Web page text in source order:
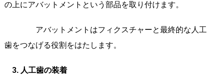
の上にアバットメントという部品を取り付けます。
アバットメントはフィクスチャーと最終的な人工
歯をつなげる役割をはたします。
3. 人工歯の装着